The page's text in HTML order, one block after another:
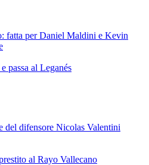
fatta per Daniel Maldini e Kevin
passa al Leganés
del difensore Nicolas Valentini
al Rayo Vallecano